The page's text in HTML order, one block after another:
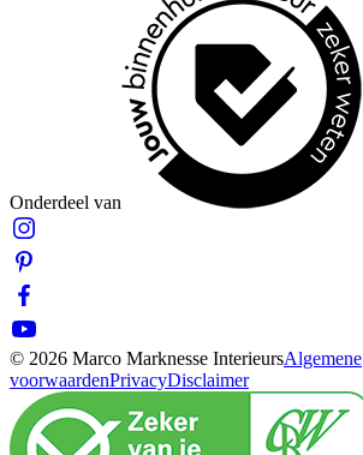
Onderdeel van
© 2026 Marco Marknesse InterieursAlgemene
voorwaardenPrivacyDisclaimer